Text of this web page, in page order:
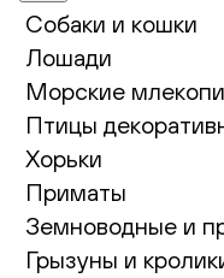
Собаки и кошки
Лошади
Морские
Птицы
Хорьки
Приматы
Земноводные и
Грызуны и